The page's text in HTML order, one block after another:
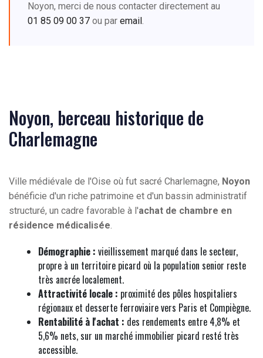
Noyon, merci de nous contacter directement au
01 85 09 00 37 ou par email .
Noyon, berceau historique de
Charlemagne
Ville médiévale de l'Oise où fut sacré Charlemagne, Noyon
bénéficie d'un riche patrimoine et d'un bassin administratif
structuré, un cadre favorable à l'achat de chambre en
résidence médicalisée.
Démographie : vieillissement marqué dans le secteur,
propre à un territoire picard où la population senior reste
très ancrée localement.
Attractivité locale : proximité des pôles hospitaliers
régionaux et desserte ferroviaire vers Paris et Compiègne.
Rentabilité à l'achat : des rendements entre 4,8% et
5,6% nets, sur un marché immobilier picard resté très
accessible.